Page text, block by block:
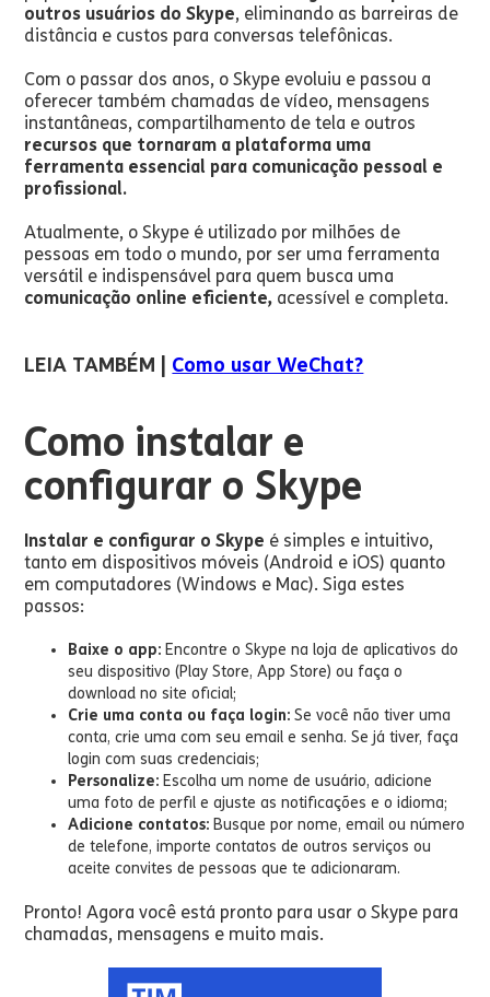
outros usuários do Skype, eliminando as barreiras de
distância e custos para conversas telefônicas.
Com o passar dos anos, o Skype evoluiu e passou a
oferecer também chamadas de vídeo, mensagens
instantâneas, compartilhamento de tela e outros
recursos que tornaram a plataforma uma
ferramenta essencial para comunicação pessoal e
profissional.
Atualmente, o Skype é utilizado por milhões de
pessoas em todo o mundo, por ser uma ferramenta
versátil e indispensável para quem busca uma
comunicação online eficiente, acessível e completa.
LEIA TAMBÉM | Como usar WeChat?
Como instalar e
configurar o Skype
Instalar e configurar o Skype é simples e intuitivo,
tanto em dispositivos móveis (Android e iOS) quanto
em computadores (Windows e Mac). Siga estes
passos:
Baixe o app: Encontre o Skype na loja de aplicativos do
seu dispositivo (Play Store, App Store) ou faça o
download no site oficial;
Crie uma conta ou faça login:Se você não tiver uma
conta, crie uma com seu email e senha. Se já tiver, faça
login com suas credenciais;
Personalize: Escolha um nome de usuário, adicione
uma foto de perfil e ajuste as notificações e o idioma;
Adicione contatos: Busque por nome, email ou número
de telefone, importe contatos de outros serviços ou
aceite convites de pessoas que te adicionaram.
Pronto! Agora você está pronto para usar o Skype para
chamadas, mensagens e muito mais.